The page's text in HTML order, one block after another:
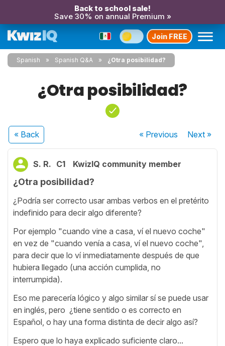
Back to school sale!
Save 30% on annual Premium »
Join FREE
Spanish Spanish Q&A ¿Otra posibilidad?
¿Otra posibilidad?
« Back « Previous Next»
S. R. C1 KwizIQ community member
¿Otra posibilidad?
¿Podría ser correcto usar ambas verbos en el pretérito
indefinido para decir algo diferente?
Por ejemplo "cuando vine a casa, ví el nuevo coche"
en vez de "cuando venía a casa, ví el nuevo coche",
para decir que lo ví inmediatamente después de que
hubiera llegado (una acción cumplida, no
interrumpida).
Eso me parecería lógico y algo similar sí se puede usar
en inglés, pero ¿tiene sentido o es correcto en
Español, o hay una forma distinta de decir algo así?
Espero que lo haya explicado suficiente claro...